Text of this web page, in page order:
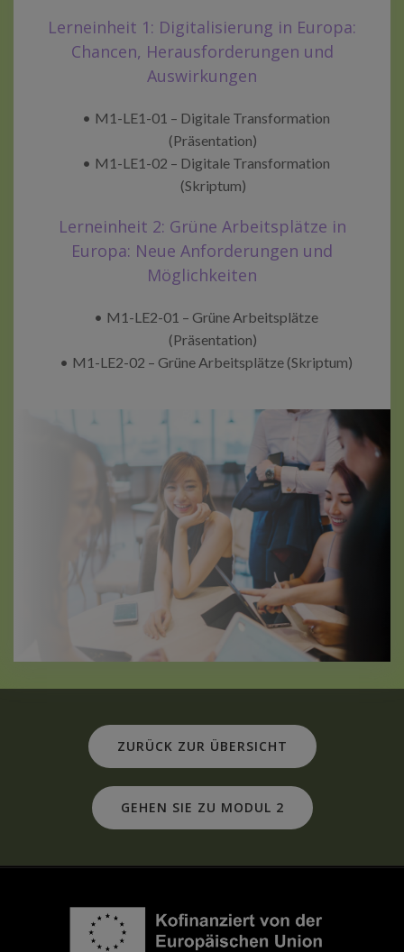
Lerneinheit 1: Digitalisierung in Europa:
Chancen, Herausforderungen und
Auswirkungen
M1-LE1-01 – Digitale Transformation
(Präsentation)
M1-LE1-02 – Digitale Transformation
(Skriptum)
Lerneinheit 2: Grüne Arbeitsplätze in
Europa: Neue Anforderungen und
Möglichkeiten
M1-LE2-01 – Grüne Arbeitsplätze
(Präsentation)
M1-LE2-02 – Grüne Arbeitsplätze (Skriptum)
ZURÜCK ZUR ÜBERSICHT
GEHEN SIE ZU MODUL 2